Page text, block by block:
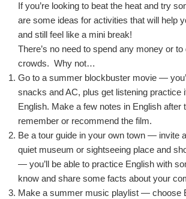
If you’re looking to beat the heat and try
are some ideas for activities that will help
and still feel like a mini break!
There’s no need to spend any money or to
crowds. Why not…
Go to a summer blockbuster movie —
snacks and AC, plus get listening practice
English. Make a few notes in English after
remember or recommend the film.
Be a tour guide in your own town — invite
quiet museum or sightseeing place and
— you’ll be able to practice English with
know and share some facts about your
Make a summer music playlist — choose